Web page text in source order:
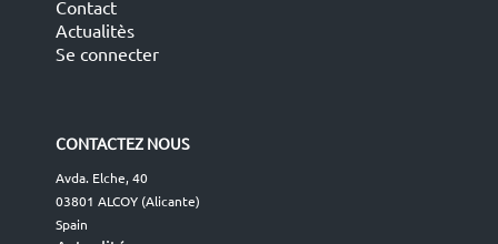
Contact
Actualitès
Se connecter
CONTACTEZ NOUS
Avda. Elche, 40
03801 ALCOY (Alicante)
Spain